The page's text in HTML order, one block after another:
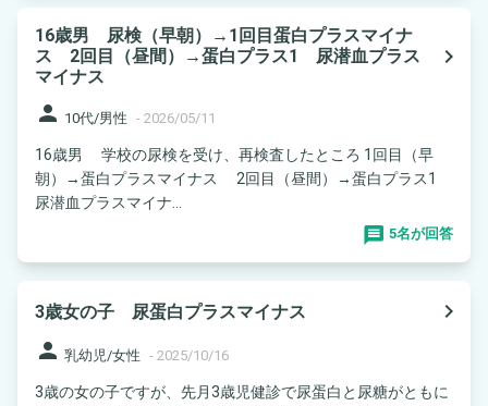
16歳男 尿検（早朝）→1回目蛋白プラスマイナ
ス 2回目（昼間）→蛋白プラス1 尿潜血プラス
マイナス
navigate_next
person 10代/男性 - 2026/05/11
16歳男 学校の尿検を受け、再検査したところ 1回目（早
朝）→蛋白プラスマイナス 2回目（昼間）→蛋白プラス1
尿潜血プラスマイナ...
5名が回答
3歳女の子 尿蛋白プラスマイナス
navigate_next
person 乳幼児/女性 - 2025/10/16
3歳の女の子ですが、先月3歳児健診で尿蛋白と尿糖がともに